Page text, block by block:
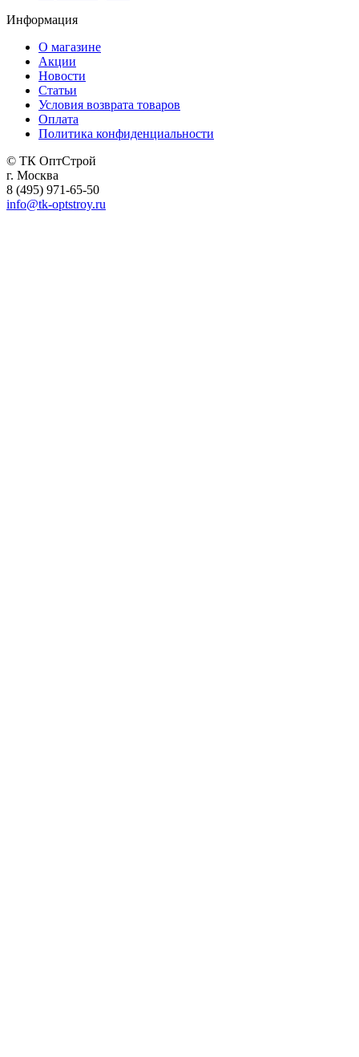
Информация
О магазине
Акции
Новости
Статьи
Условия возврата товаров
Оплата
Политика конфиденциальности
© ТК ОптСтрой
г. Москва
8 (495) 971-65-50
info@tk-optstroy.ru